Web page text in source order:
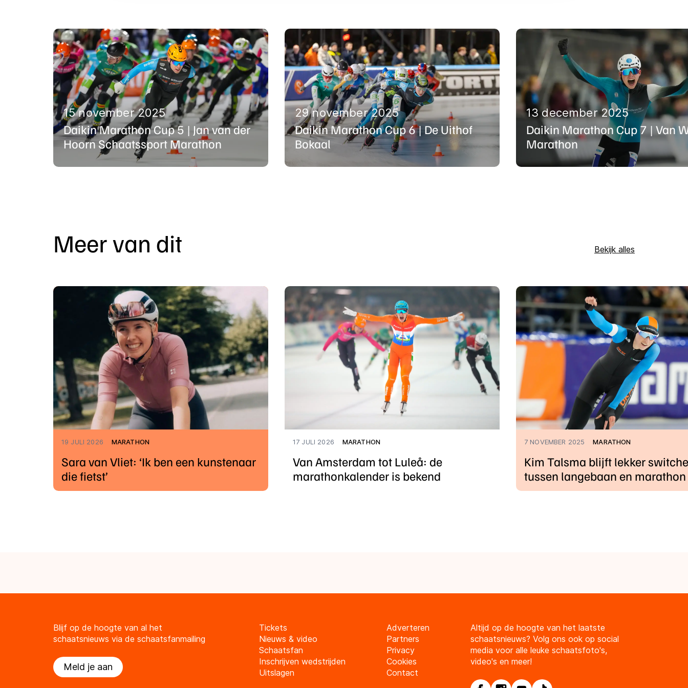
15 november 2025
Daikin Marathon Cup 5 | Jan van der
Hoorn Schaatssport Marathon
29 november 2025
Daikin Marathon Cup 6 | De Uithof
Bokaal
13 december 2025
Daikin Marathon Cup 7 | Van
Marathon
Meer van dit Bekijk alles
19 JULI 2026 MARATHON
Sara van Vliet: ‘Ik ben een kunstenaar
die fietst’
17 JULI 2026 MARATHON
Van Amsterdam tot Luleå: de
marathonkalender is bekend
7 NOVEMBER 2025 MARATHON
Kim Talsma blijft lekker
tussen langebaan en marathon
Blijf op de hoogte van al het
schaatsnieuws via de schaatsfanmailing
Meld je aan
Tickets
Nieuws & video
Schaatsfan
Inschrijven wedstrijden
Uitslagen
Adverteren
Partners
Privacy
Cookies
Contact
Altijd op de hoogte van het laatste
schaatsnieuws? Volg ons ook op social
media voor alle leuke schaatsfoto's,
video's en meer!